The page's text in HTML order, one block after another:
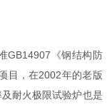
《钢结构防
目，在2002年的老版
耐火极限试验炉也是